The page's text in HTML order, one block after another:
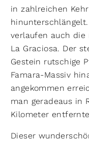
in zahlreichen
verlaufen auch die
La Graciosa. Der
Gestein rutschige
Famara-Massiv
angekommen
man geradeaus in
Kilometer
Dieser